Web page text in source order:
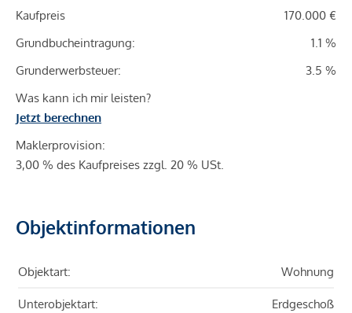
Kaufpreis
170.000 €
Grundbucheintragung:
1.1 %
Grunderwerbsteuer:
3.5 %
Was kann ich mir leisten?
Jetzt berechnen
Maklerprovision:
3,00 % des Kaufpreises zzgl. 20 % USt.
Objektinformationen
Objektart: Wohnung
Unterobjektart: Erdgeschoß